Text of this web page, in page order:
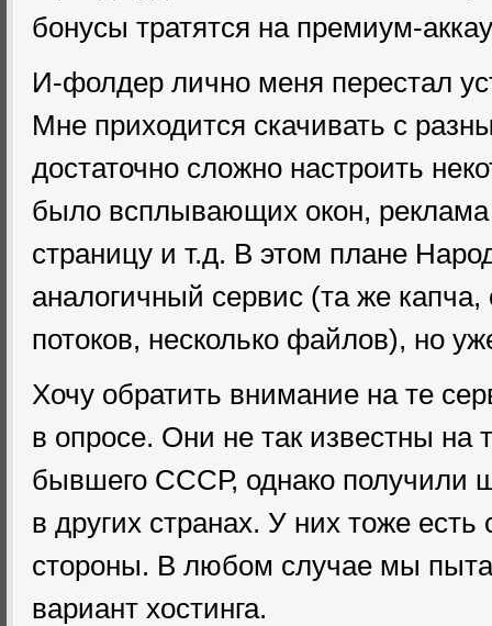
бонусы тратятся на премиум-
И-фолдер лично меня перестал
Мне приходится скачивать с
достаточно сложно настроить
было всплывающих окон, реклама
страницу и т.д. В этом плане
аналогичный сервис (та же капча,
потоков, несколько файлов), но
Хочу обратить внимание на те
в опросе. Они не так известны на
бывшего СССР, однако получили
в других странах. У них тоже
стороны. В любом случае мы
вариант хостинга.